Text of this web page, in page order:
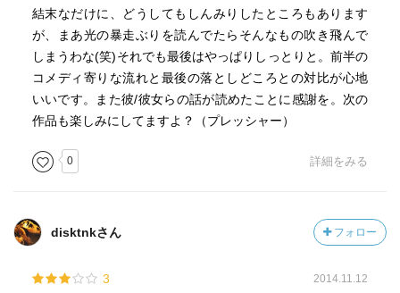
結末なだけに、どうしてもしんみりしたところもあります
が、まあ光の暴走ぶりを読んでたらそんなもの吹き飛んで
しまうわな(笑)それでも最後はやっぱりしっとりと。前半の
コメディ寄りな流れと最後の落としどころとの対比が心地
いいです。また彼/彼女らの話が読めたことに感謝を。次の
作品も楽しみにしてますよ？（プレッシャー）
0 詳細をみる
disktnkさん フォロー
3 2014.11.12